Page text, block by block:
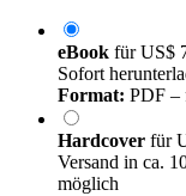
eBook fürUS$
Sofort
Format: PDF –
Hardcover für
Versand in ca.
möglich